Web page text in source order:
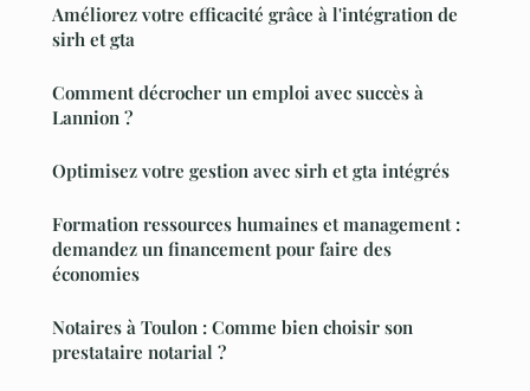
Améliorez votre efficacité grâce à l'intégration de
sirh et gta
Comment décrocher un emploi avec succès à
Lannion ?
Optimisez votre gestion avec sirh et gta intégrés
Formation ressources humaines et management :
demandez un financement pour faire des
économies
Notaires à Toulon : Comme bien choisir son
prestataire notarial ?